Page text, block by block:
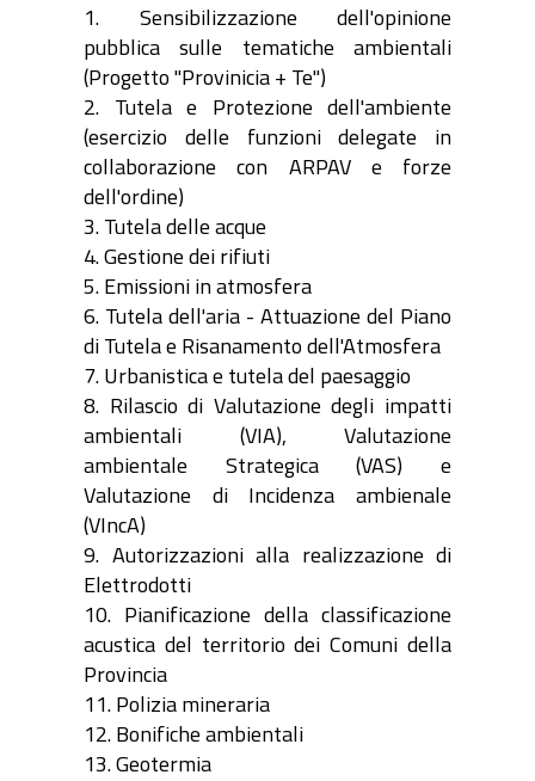
1. Sensibilizzazione dell'opinione
pubblica sulle tematiche ambientali
(Progetto "Provinicia + Te")
2. Tutela e Protezione dell'ambiente
(esercizio delle funzioni delegate in
collaborazione con ARPAV e forze
dell'ordine)
3. Tutela delle acque
4. Gestione dei rifiuti
5. Emissioni in atmosfera
6. Tutela dell'aria - Attuazione del Piano
di Tutela e Risanamento dell'Atmosfera
7. Urbanistica e tutela del paesaggio
8. Rilascio di Valutazione degli impatti
ambientali (VIA), Valutazione
ambientale Strategica (VAS) e
Valutazione di Incidenza ambienale
(VIncA)
9. Autorizzazioni alla realizzazione di
Elettrodotti
10. Pianificazione della classificazione
acustica del territorio dei Comuni della
Provincia
11. Polizia mineraria
12. Bonifiche ambientali
13. Geotermia